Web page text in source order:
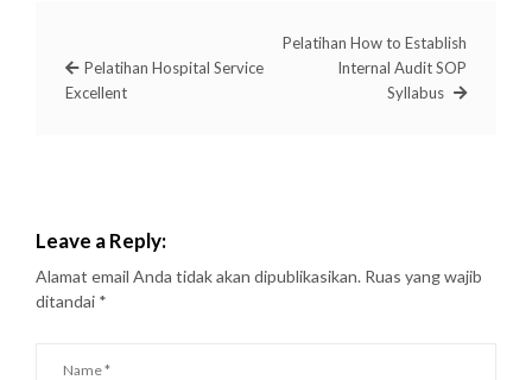
Pelatihan Hospital Service
Excellent
Pelatihan How to Establish
Internal Audit SOP
Syllabus
Leave a Reply:
Alamat email Anda tidak akan dipublikasikan. Ruas yang wajib
ditandai *